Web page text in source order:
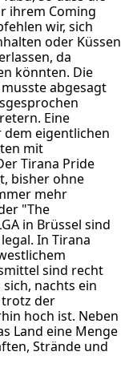
ihrem Coming
wir, sich
oder Küssen
da
könnten. Die
abgesagt
Eine
dem eigentlichen
mit
Tirana Pride
bisher ohne
mehr
"The
in Brüssel sind
In Tirana
sind recht
nachts ein
trotz der
hoch ist. Neben
Land eine Menge
Strände und